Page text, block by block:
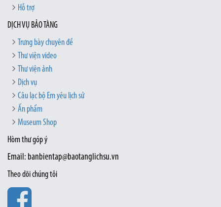
Hỗ trợ
DỊCH VỤ BẢO TÀNG
Trưng bày chuyên đề
Thư viện video
Thư viện ảnh
Dịch vụ
Câu lạc bộ Em yêu lịch sử
Ấn phẩm
Museum Shop
Hòm thư góp ý
Email: banbientap@baotanglichsu.vn
Theo dõi chúng tôi